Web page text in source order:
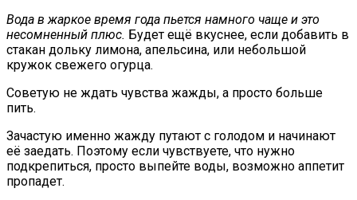
Вода в жаркое время года пьется намного чаще и это
несомненный плюс. Будет ещё вкуснее, если добавить в
стакан дольку лимона, апельсина, или небольшой
кружок свежего огурца.
Советую не ждать чувства жажды, а просто больше
пить.
Зачастую именно жажду путают с голодом и начинают
её заедать. Поэтому если чувствуете, что нужно
подкрепиться, просто выпейте воды, возможно аппетит
пропадет.